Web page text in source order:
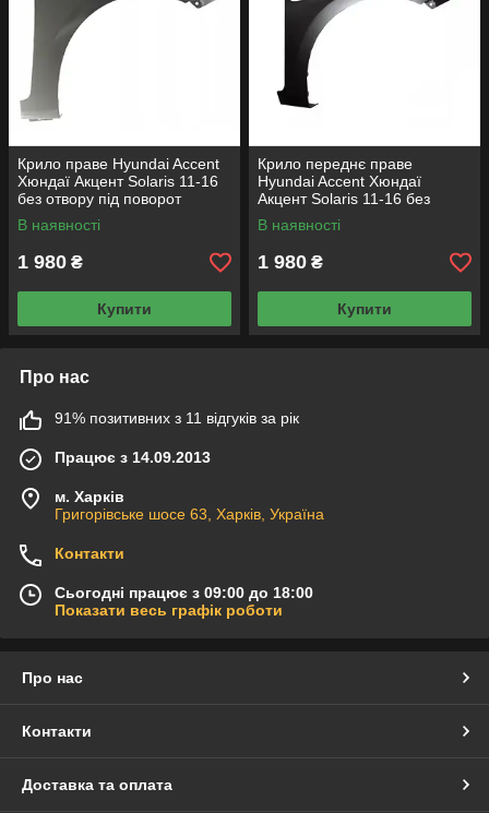
Крило праве Hyundai Accent
Хюндаї Акцент Solaris 11-16
без отвору під поворот
В наявності
1 980 ₴
Купити
Крило переднє праве
Hyundai Accent Хюндаї
Акцент Solaris 11-16 без
отвору під поворот
В наявності
1 980 ₴
Купити
Про нас
91% позитивних з 11 відгуків за рік
Працює з 14.09.2013
м. Харків
Григорівське шосе 63, Харків, Україна
Контакти
Сьогодні працює з 09:00 до 18:00
Показати весь графік роботи
Про нас
Контакти
Доставка та оплата